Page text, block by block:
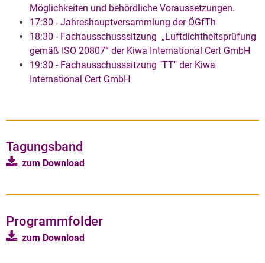
Möglichkeiten und behördliche Voraussetzungen.
17:30 - Jahreshauptversammlung der ÖGfTh
18:30 - Fachausschusssitzung „Luftdichtheitsprüfung
gemäß ISO 20807“ der Kiwa International Cert GmbH
19:30 - Fachausschusssitzung "TT" der Kiwa
International Cert GmbH
Tagungsband
zum Download
Programmfolder
zum Download